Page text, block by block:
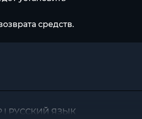
средств.
| РУССКИЙ ЯЗЫК